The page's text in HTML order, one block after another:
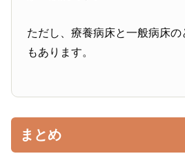
ただし、療養病床と一般病床
もあります。
まとめ